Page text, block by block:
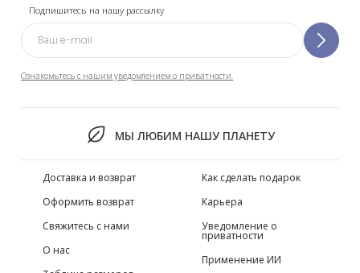
Подпишитесь на нашу рассылку
Ознакомьтесь с нашим уведомлением о приватности.
МЫ ЛЮБИМ НАШУ ПЛАНЕТУ
Доставка и возврат
Оформить возврат
Свяжитесь с нами
О нас
Как сделать подарок
Карьера
Уведомление о
приватности
Применение ИИ